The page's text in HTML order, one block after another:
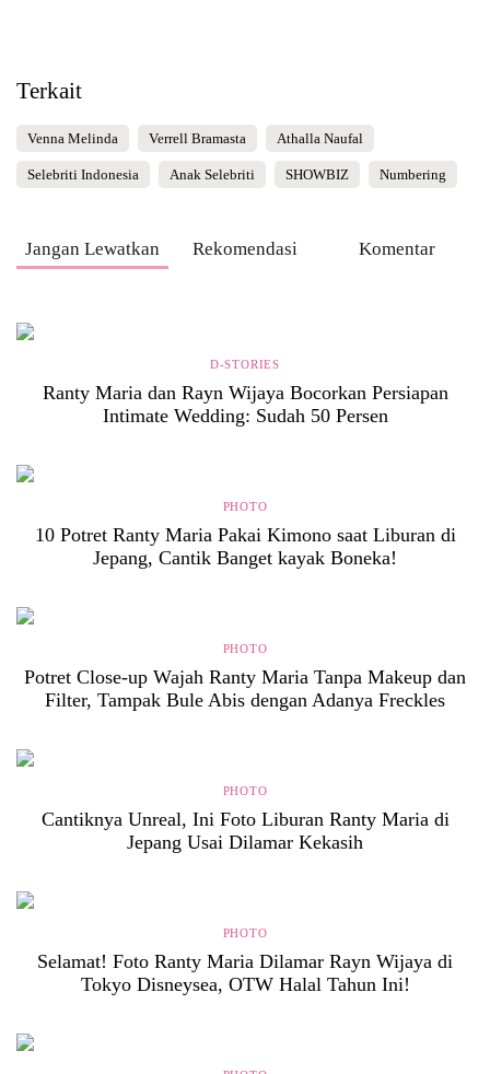
Terkait
Venna Melinda Verrell Bramasta Athalla Naufal
Selebriti Indonesia Anak Selebriti SHOWBIZ Numbering
Jangan Lewatkan Rekomendasi Komentar
D-STORIES
Ranty Maria dan Rayn Wijaya Bocorkan Persiapan
Intimate Wedding: Sudah 50 Persen
PHOTO
10 Potret Ranty Maria Pakai Kimono saat Liburan di
Jepang, Cantik Banget kayak Boneka!
PHOTO
Potret Close-up Wajah Ranty Maria Tanpa Makeup dan
Filter, Tampak Bule Abis dengan Adanya Freckles
PHOTO
Cantiknya Unreal, Ini Foto Liburan Ranty Maria di
Jepang Usai Dilamar Kekasih
PHOTO
Selamat! Foto Ranty Maria Dilamar Rayn Wijaya di
Tokyo Disneysea, OTW Halal Tahun Ini!